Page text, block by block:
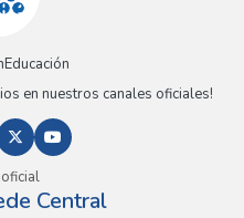
en nuestros canales oficiales!
Central